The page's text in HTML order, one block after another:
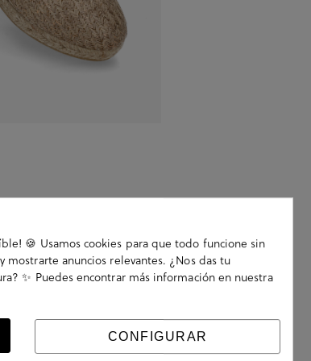
La plantilla no
🍪 Usamos cookies para que todo funcione sin
anuncios relevantes. ¿Nos das tu
✨ Puedes encontrar más información en nuestra
CONFIGURAR